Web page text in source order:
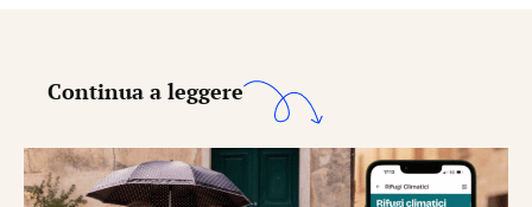
Continua a leggere